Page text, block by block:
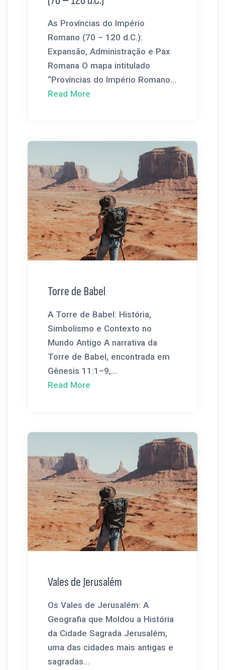
As Províncias do Império
Romano (70 – 120 d.C.):
Expansão, Administração e Pax
Romana O mapa intitulado
“Províncias do Império Romano...
Read More
Torre de Babel
A Torre de Babel: História,
Simbolismo e Contexto no
Mundo Antigo A narrativa da
Torre de Babel, encontrada em
Gênesis 11:1–9,...
Read More
Vales de Jerusalém
Os Vales de Jerusalém: A
Geografia que Moldou a História
da Cidade Sagrada Jerusalém,
uma das cidades mais antigas e
sagradas...